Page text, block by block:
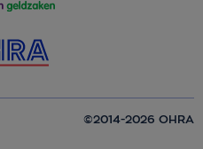
©2014-2026 OHRA